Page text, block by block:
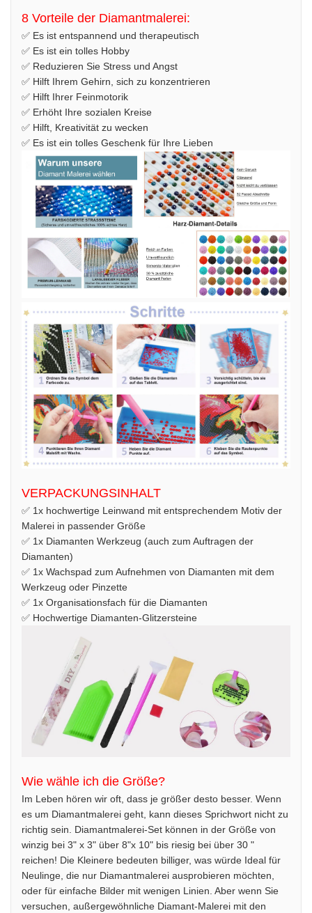
8 Vorteile der Diamantmalerei:
✅ Es ist entspannend und therapeutisch
✅ Es ist ein tolles Hobby
✅ Reduzieren Sie Stress und Angst
✅ Hilft Ihrem Gehirn, sich zu konzentrieren
✅ Hilft Ihrer Feinmotorik
✅ Erhöht Ihre sozialen Kreise
✅ Hilft, Kreativität zu wecken
✅ Es ist ein tolles Geschenk für Ihre Lieben
VERPACKUNGSINHALT
✅ 1x hochwertige Leinwand mit entsprechendem Motiv der
Malerei in passender Größe
✅ 1x Diamanten Werkzeug (auch zum Auftragen der
Diamanten)
✅ 1x Wachspad zum Aufnehmen von Diamanten mit dem
Werkzeug oder Pinzette
✅ 1x Organisationsfach für die Diamanten
✅ Hochwertige Diamanten-Glitzersteine
Wie wähle ich die Größe?
Im Leben hören wir oft, dass je größer desto besser. Wenn
es um Diamantmalerei geht, kann dieses Sprichwort nicht zu
richtig sein. Diamantmalerei-Set können in der Größe von
winzig bei 3" x 3" über 8"x 10" bis riesig bei über 30 "
reichen! Die Kleinere bedeuten billiger, was würde Ideal für
Neulinge, die nur Diamantmalerei ausprobieren möchten,
oder für einfache Bilder mit wenigen Linien. Aber wenn Sie
versuchen, außergewöhnliche Diamant-Malerei mit den